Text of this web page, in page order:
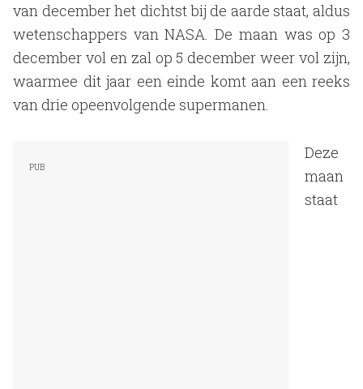
van december het dichtst bij de aarde staat, aldus
wetenschappers van NASA. De maan was op 3
december vol en zal op 5 december weer vol zijn,
waarmee dit jaar een einde komt aan een reeks
van drie opeenvolgende supermanen.
Deze
maan
staat